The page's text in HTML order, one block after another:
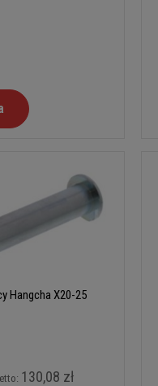
Hangcha X20-25
130,08 zł